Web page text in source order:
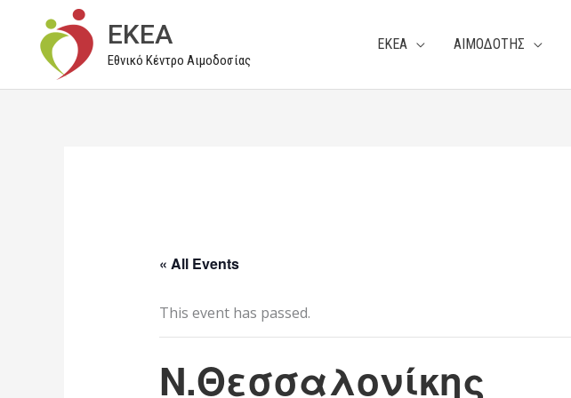
περιεχόμενο
EKEA
Εθνικό Κέντρο Αιμοδοσίας
ΕΚΕΑ ΑΙΜΟΔΟΤΗΣ
« All Events
This event has passed.
Ν.Θεσσαλονίκης